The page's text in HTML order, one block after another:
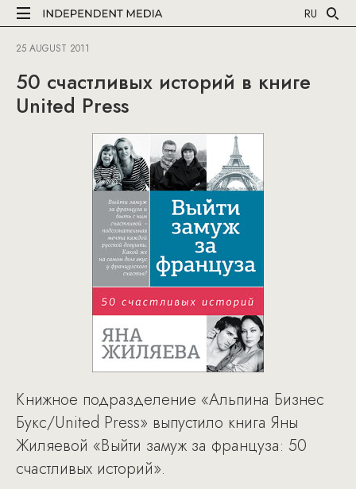
RU
25 AUGUST 2011
50 счастливых историй в книге
United Press
Книжное подразделение «Альпина Бизнес
Букс/United Press» выпустило книга Яны
Жиляевой «Выйти замуж за француза: 50
счастливых историй».